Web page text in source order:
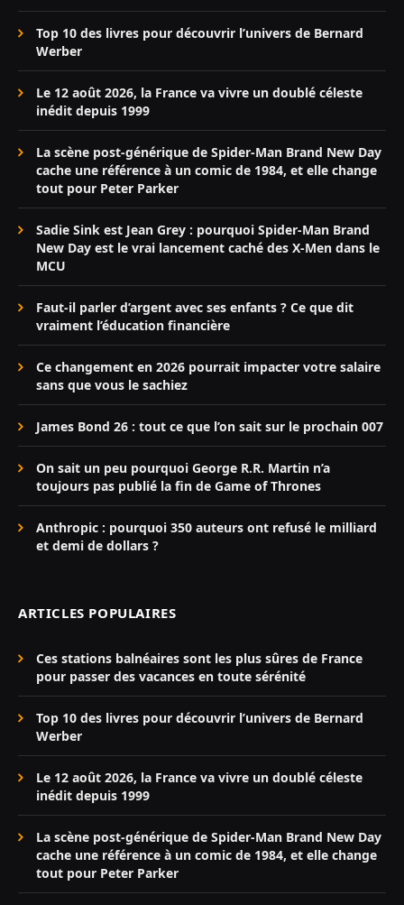
Top 10 des livres pour découvrir l’univers de Bernard
Werber
Le 12 août 2026, la France va vivre un doublé céleste
inédit depuis 1999
La scène post-générique de Spider-Man Brand New Day
cache une référence à un comic de 1984, et elle change
tout pour Peter Parker
Sadie Sink est Jean Grey : pourquoi Spider-Man Brand
New Day est le vrai lancement caché des X-Men dans le
MCU
Faut-il parler d’argent avec ses enfants ? Ce que dit
vraiment l’éducation financière
Ce changement en 2026 pourrait impacter votre salaire
sans que vous le sachiez
James Bond 26 : tout ce que l’on sait sur le prochain 007
On sait un peu pourquoi George R.R. Martin n’a
toujours pas publié la fin de Game of Thrones
Anthropic : pourquoi 350 auteurs ont refusé le milliard
et demi de dollars ?
ARTICLES POPULAIRES
Ces stations balnéaires sont les plus sûres de France
pour passer des vacances en toute sérénité
Top 10 des livres pour découvrir l’univers de Bernard
Werber
Le 12 août 2026, la France va vivre un doublé céleste
inédit depuis 1999
La scène post-générique de Spider-Man Brand New Day
cache une référence à un comic de 1984, et elle change
tout pour Peter Parker